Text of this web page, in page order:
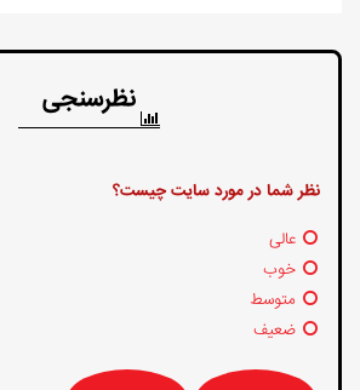
نظرسنجی
نظر شما در مورد سایت چیست؟
عالی
خوب
متوسط
ضعیف